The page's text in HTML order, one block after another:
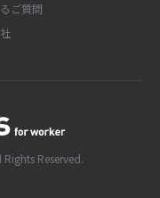
ご質問
Reserved.